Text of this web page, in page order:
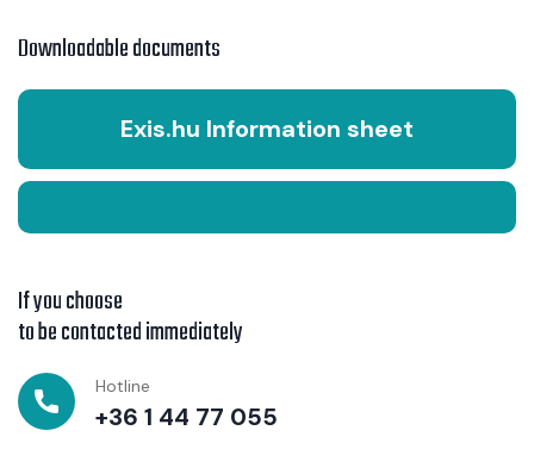
Downloadable documents
Exis.hu Information sheet
If you choose
to be contacted immediately
Hotline
+36 1 44 77 055